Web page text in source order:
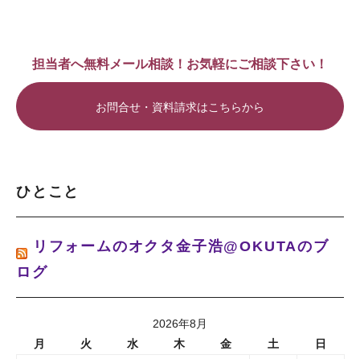
担当者へ無料メール相談！お気軽にご相談下さい！
お問合せ・資料請求はこちらから
ひとこと
リフォームのオクタ金子浩@OKUTAのブ
ログ
2026年8月
月
火 水 木 金 土 日